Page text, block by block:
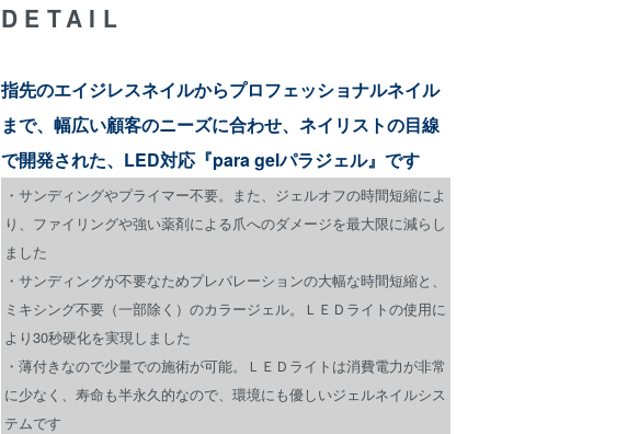
DETAIL
指先のエイジレスネイルからプロフェッショナルネイル
まで、幅広い顧客のニーズに合わせ、ネイリストの目線
で開発された、LED対応『para gelパラジェル』です
・サンディングやプライマー不要。また、ジェルオフの時間短縮によ
り、ファイリングや強い薬剤による爪へのダメージを最大限に減らし
ました
・サンディングが不要なためプレパレーションの大幅な時間短縮と、
ミキシング不要（一部除く）のカラージェル。ＬＥＤライトの使用に
より30秒硬化を実現しました
・薄付きなので少量での施術が可能。ＬＥＤライトは消費電力が非常
に少なく、寿命も半永久的なので、環境にも優しいジェルネイルシス
テムです